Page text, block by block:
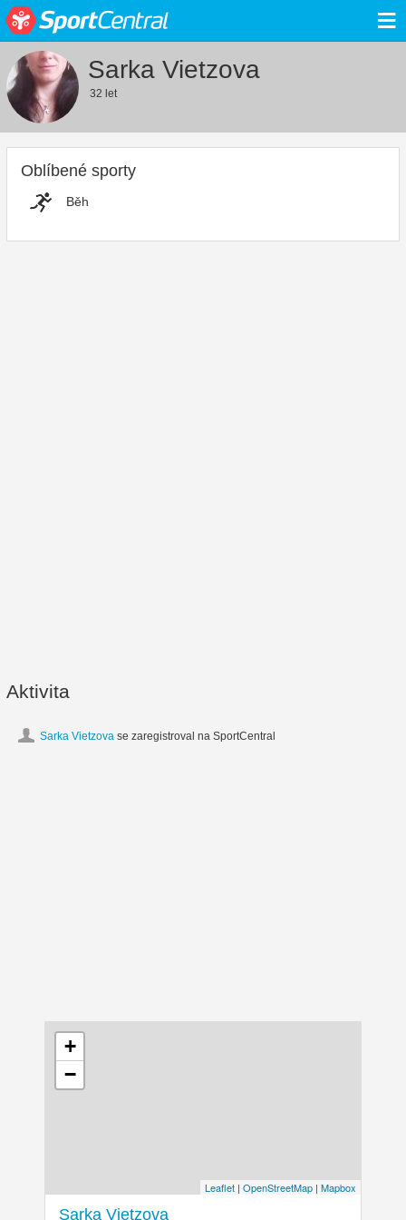
≡
Sarka Vietzova
32 let
Oblíbené sporty
Běh
Aktivita
Sarka Vietzova se zaregistroval na SportCentral
+
−
Leaflet | OpenStreetMap | Mapbox
Sarka Vietzova